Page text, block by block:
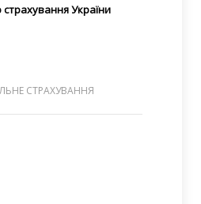
України
СТРАХУВАННЯ